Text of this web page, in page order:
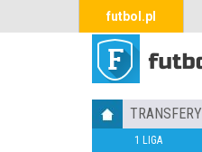
futbol.pl
TRANSFERY
1 LIGA